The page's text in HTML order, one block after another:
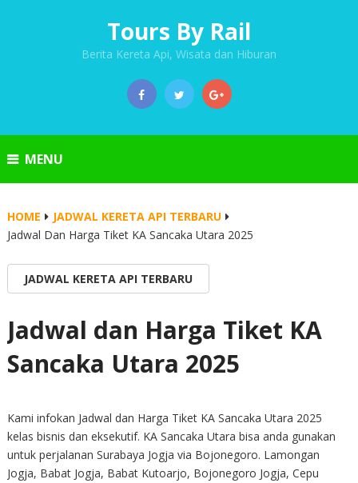
Tours By Rail
Berita Kereta Api, Wisata dan Hiburan
MENU
HOME
JADWAL KERETA API TERBARU
Jadwal Dan Harga Tiket KA Sancaka Utara 2025
JADWAL KERETA API TERBARU
Jadwal dan Harga Tiket KA
Sancaka Utara 2025
Kami infokan Jadwal dan Harga Tiket KA Sancaka Utara 2025
kelas bisnis dan eksekutif. KA Sancaka Utara bisa anda gunakan
untuk perjalanan Surabaya Jogja via Bojonegoro. Lamongan
Jogja, Babat Jogja, Babat Kutoarjo, Bojonegoro Jogja, Cepu